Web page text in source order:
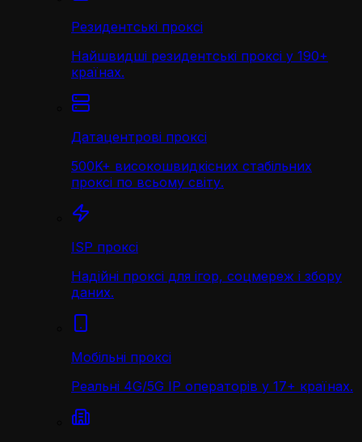
Резидентські проксі
Найшвидші резидентські проксі у 190+
країнах.
Датацентрові проксі
500K+ високошвидкісних стабільних
проксі по всьому світу.
ISP проксі
Надійні проксі для ігор, соцмереж і збору
даних.
Мобільні проксі
Реальні 4G/5G IP операторів у 17+ країнах.